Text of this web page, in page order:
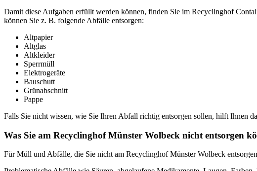
Damit diese Aufgaben erfüllt werden können, finden Sie im Recyclinghof
können Sie z. B. folgende Abfälle entsorgen:
Altpapier
Altglas
Altkleider
Sperrmüll
Elektrogeräte
Bauschutt
Grünabschnitt
Pappe
Falls Sie nicht wissen, wie Sie Ihren Abfall richtig entsorgen sollen, hilft Ihnen
Was Sie am Recyclinghof Münster Wolbeck nicht entsorgen
Für Müll und Abfälle, die Sie nicht am Recyclinghof Münster Wolbeck